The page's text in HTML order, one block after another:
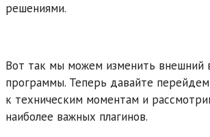
решениями.
Вот так мы можем изменить внешний
программы. Теперь давайте перейдем
к техническим моментам и
наиболее важных плагинов.